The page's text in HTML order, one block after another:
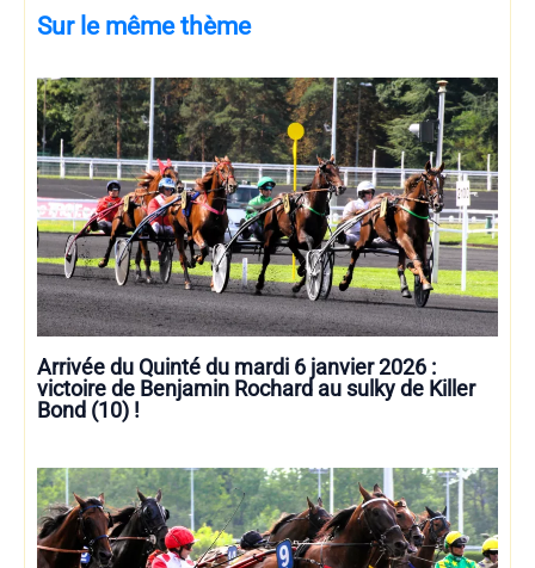
Sur le même thème
Arrivée du Quinté du mardi 6 janvier 2026 :
victoire de Benjamin Rochard au sulky de Killer
Bond (10) !